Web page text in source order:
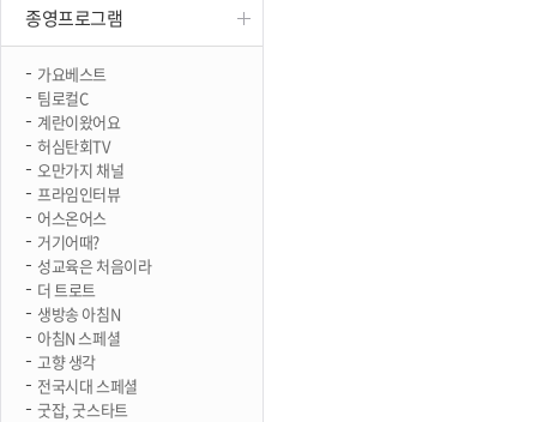
종영프로그램
가요베스트
팀로컬C
계란이왔어요
허심탄회TV
오만가지 채널
프라임인터뷰
어스온어스
거기어때?
성교육은 처음이라
더 트로트
생방송 아침N
아침N 스페셜
고향 생각
전국시대 스페셜
굿잡, 굿스타트